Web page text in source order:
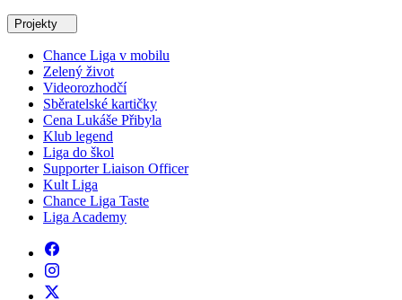
Projekty
Chance Liga v mobilu
Zelený život
Videorozhodčí
Sběratelské kartičky
Cena Lukáše Přibyla
Klub legend
Liga do škol
Supporter Liaison Officer
Kult Liga
Chance Liga Taste
Liga Academy